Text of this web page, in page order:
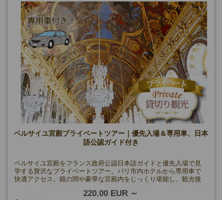
ベルサイユ宮殿プライベートツアー｜優先入場＆専用車、日本
語公認ガイド付き
ベルサイユ宮殿をフランス政府公認日本語ガイドと優先入場で見
学する贅沢なプライベートツアー。パリ市内ホテルから専用車で
快適アクセス。鏡の間や豪華な宮殿内をじっくり堪能し、観光後
220.00 EUR